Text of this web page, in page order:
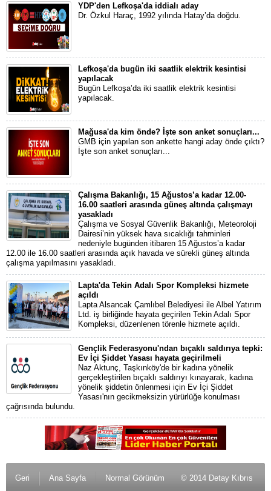
YDP'den Lefkoşa'da iddialı aday
Dr. Özkul Haraç, 1992 yılında Hatay’da doğdu.
Lefkoşa'da bugün iki saatlik elektrik kesintisi
yapılacak
Bugün Lefkoşa’da iki saatlik elektrik kesintisi
yapılacak.
Mağusa'da kim önde? İşte son anket sonuçları...
GMB için yapılan son ankette hangi aday önde çıktı?
İşte son anket sonuçları...
Çalışma Bakanlığı, 15 Ağustos’a kadar 12.00-
16.00 saatleri arasında güneş altında çalışmayı
yasakladı
Çalışma ve Sosyal Güvenlik Bakanlığı, Meteoroloji
Dairesi’nin yüksek hava sıcaklığı tahminleri
nedeniyle bugünden itibaren 15 Ağustos’a kadar
12.00 ile 16.00 saatleri arasında açık havada ve sürekli güneş altında
çalışma yapılmasını yasakladı.
Lapta'da Tekin Adalı Spor Kompleksi hizmete
açıldı
Lapta Alsancak Çamlıbel Belediyesi ile Albel Yatırım
Ltd. iş birliğinde hayata geçirilen Tekin Adalı Spor
Kompleksi, düzenlenen törenle hizmete açıldı.
Gençlik Federasyonu'ndan bıçaklı saldırıya tepki:
Ev İçi Şiddet Yasası hayata geçirilmeli
Naz Aktunç, Taşkınköy'de bir kadına yönelik
gerçekleştirilen bıçaklı saldırıyı kınayarak, kadına
yönelik şiddetin önlenmesi için Ev İçi Şiddet
Yasası'nın gecikmeksizin yürürlüğe konulması
çağrısında bulundu.
Geri Ana Sayfa Normal Görünüm © 2014 Detay Kıbrıs